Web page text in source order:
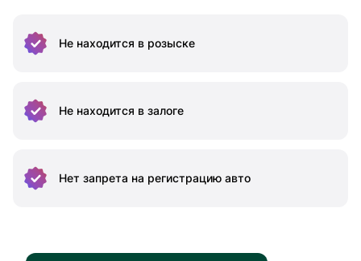
Не находится в розыске
Не находится в залоге
Нет запрета на регистрацию авто